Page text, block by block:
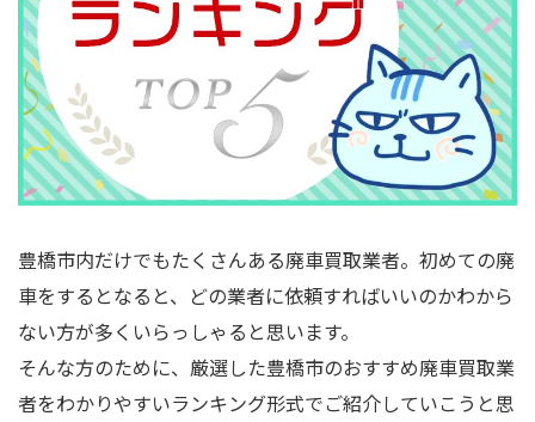
豊橋市内だけでもたくさんある廃車買取業者。初めての廃
車をするとなると、どの業者に依頼すればいいのかわから
ない方が多くいらっしゃると思います。
そんな方のために、厳選した豊橋市のおすすめ廃車買取業
者をわかりやすいランキング形式でご紹介していこうと思